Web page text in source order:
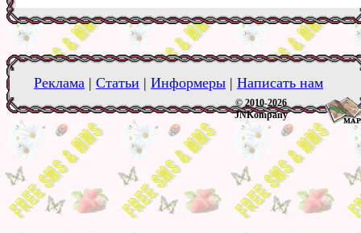
Реклама | Статьи | Информеры | Написать нам
© 2010-2026
JNKompany